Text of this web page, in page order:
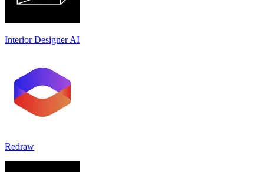
Interior Designer AI
Redraw